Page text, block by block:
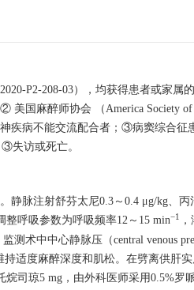
P2-208-03），均获得患者或家属
国麻醉师协会 （America Society
疾病不能交流配合者；③病窦综合
失访或死亡。
脉注射舒芬太尼0.3～0.4 μg/kg、丙
呼吸参数为呼吸频率12～15 min−1
术中中心静脉压（central venous
持适度麻醉深度和肌松。在劈离供肝
烷司琼5 mg，由外科医师采用0.5%